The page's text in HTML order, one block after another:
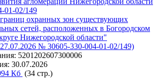
01-02/149
охранных зон существующих
сетей, расположенных в Богородском
Нижегородской области"
№ 30605-330-004-01-02/149)
5201202607300006
30.07.2026
Кб (34 стр.)